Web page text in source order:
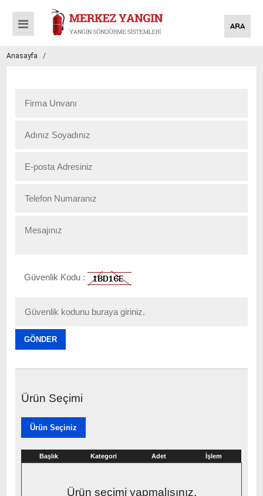
ARA
Anasayfa /
Güvenlik Kodu :
GÖNDER
Ürün Seçimi
Ürün Seçiniz
Başlık Kategori Adet İşlem
Ürün seçimi yapmalısınız.